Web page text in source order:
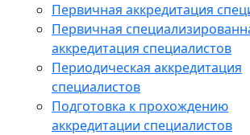
Первичная аккредитация
Первичная
аккредитация специалистов
Периодическая аккредитация
специалистов
Подготовка к прохождению
аккредитации специалистов